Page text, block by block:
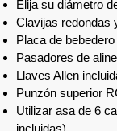
Elija su diámetro
Clavijas redondas
Placa de
Pasadores de
Llaves Allen
Punzón superior
Utilizar asa de 6